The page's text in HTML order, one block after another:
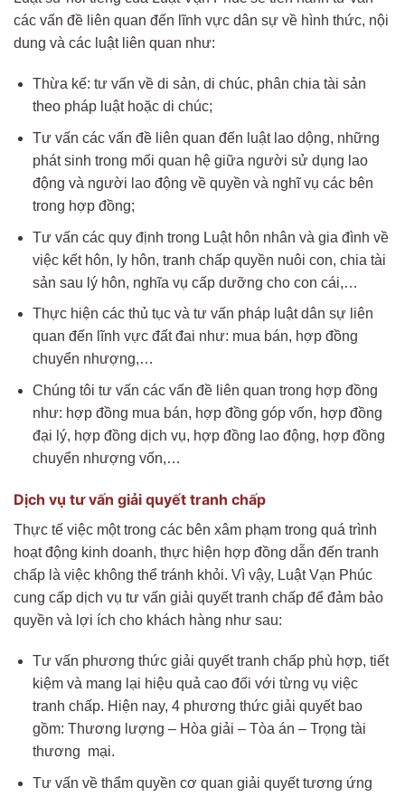
các vấn đề liên quan đến lĩnh vực dân sự về hình thức, nội
dung và các luật liên quan như:
Thừa kế: tư vấn về di sản, di chúc, phân chia tài sản
theo pháp luật hoặc di chúc;
Tư vấn các vấn đề liên quan đến luật lao dộng, những
phát sinh trong mối quan hệ giữa người sử dụng lao
động và người lao động về quyền và nghĩ vụ các bên
trong hợp đồng;
Tư vấn các quy định trong Luật hôn nhân và gia đình về
việc kết hôn, ly hôn, tranh chấp quyền nuôi con, chia tài
sản sau lý hôn, nghĩa vụ cấp dưỡng cho con cái,…
Thực hiện các thủ tục và tư vấn pháp luật dân sự liên
quan đến lĩnh vực đất đai như: mua bán, hợp đồng
chuyển nhượng,…
Chúng tôi tư vấn các vấn đề liên quan trong hợp đồng
như: hợp đồng mua bán, hợp đồng góp vốn, hợp đồng
đại lý, hợp đồng dịch vụ, hợp đồng lao động, hợp đồng
chuyển nhượng vốn,…
Dịch vụ tư vấn giải quyết tranh chấp
Thực tế việc một trong các bên xâm phạm trong quá trình
hoạt động kinh doanh, thực hiện hợp đồng dẫn đến tranh
chấp là việc không thể tránh khỏi. Vì vậy, Luật Vạn Phúc
cung cấp dịch vụ tư vấn giải quyết tranh chấp để đảm bảo
quyền và lợi ích cho khách hàng như sau:
Tư vấn phương thức giải quyết tranh chấp phù hợp, tiết
kiệm và mang lại hiệu quả cao đối với từng vụ việc
tranh chấp. Hiện nay, 4 phương thức giải quyết bao
gồm: Thương lượng – Hòa giải – Tòa án – Trọng tài
thương mại.
Tư vấn về thẩm quyền cơ quan giải quyết tương ứng